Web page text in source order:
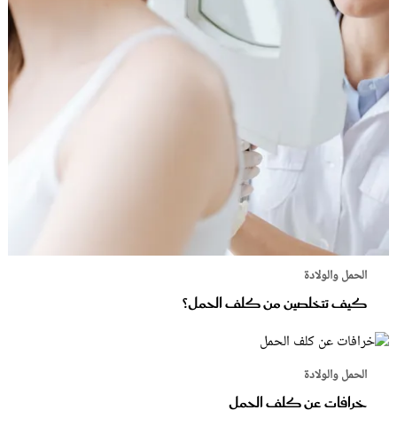
الحمل والولادة
كيف تتخلصين من كلف الحمل؟
الحمل والولادة
خرافات عن كلف الحمل